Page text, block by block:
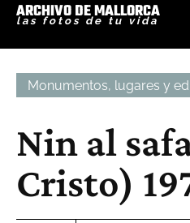
ARCHIVO DE MALLORCA
las fotos de tu vida
Monumentos, lugares y
Nin al
Cristo)